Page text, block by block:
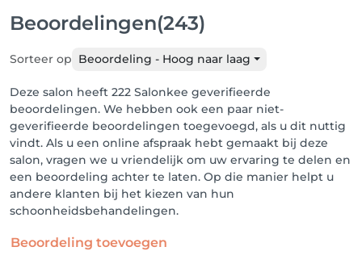
Beoordelingen(243)
Sorteer op Beoordeling - Hoog naar laag
Deze salon heeft 222 Salonkee geverifieerde
beoordelingen. We hebben ook een paar niet-
geverifieerde beoordelingen toegevoegd, als u dit nuttig
vindt. Als u een online afspraak hebt gemaakt bij deze
salon, vragen we u vriendelijk om uw ervaring te delen en
een beoordeling achter te laten. Op die manier helpt u
andere klanten bij het kiezen van hun
schoonheidsbehandelingen.
Beoordeling toevoegen